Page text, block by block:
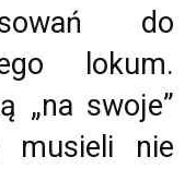
do
lokum.
„na swoje”
musieli nie